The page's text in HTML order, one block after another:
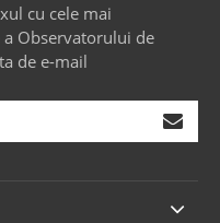
cu cele mai
Observatorului de
de e-mail